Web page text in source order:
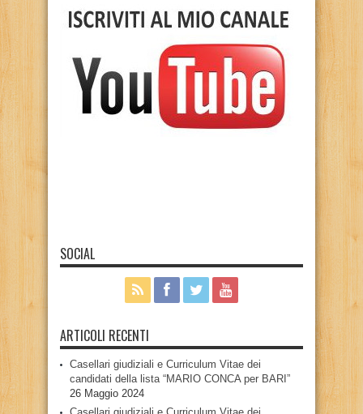
SOCIAL
ARTICOLI RECENTI
Casellari giudiziali e Curriculum Vitae dei
candidati della lista “MARIO CONCA per BARI”
26 Maggio 2024